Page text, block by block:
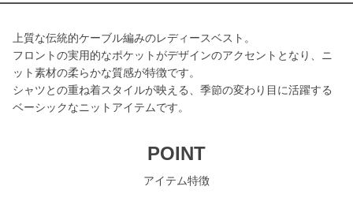
上質な伝統的ケーブル編みのレディースベスト。
フロントの実用的なポケットがデザインのアクセントとなり、ニ
ット素材の柔らかな質感が特徴です。
シャツとの重ね着スタイルが映える、季節の変わり目に活躍する
ベーシックなニットアイテムです。
POINT
アイテム特徴